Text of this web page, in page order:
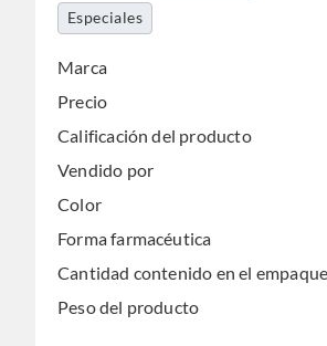
Especiales
Marca
Precio
Calificación del producto
Vendido por
Color
Forma farmacéutica
Cantidad contenido en el empaque
Peso del producto